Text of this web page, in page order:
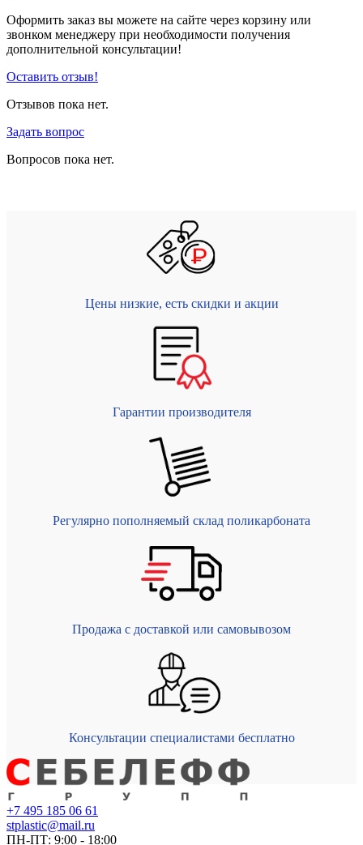
Оформить заказ вы можете на сайте через корзину или
звонком менеджеру при необходимости получения
дополнительной консультации!
Оставить отзыв!
Отзывов пока нет.
Задать вопрос
Вопросов пока нет.
Цены низкие, есть скидки и акции
Гарантии производителя
Регулярно пополняемый склад поликарбоната
Продажа с доставкой или самовывозом
Консультации специалистами бесплатно
+7 495 185 06 61
stplastic@mail.ru
ПН-ПТ: 9:00 - 18:00